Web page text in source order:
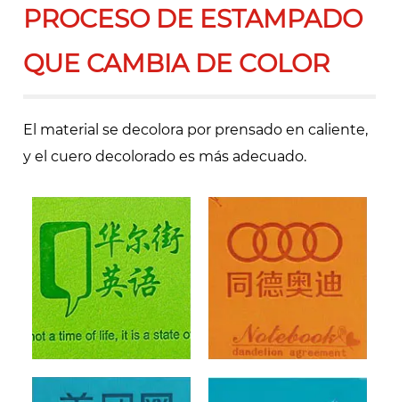
PROCESO DE ESTAMPADO
QUE CAMBIA DE COLOR
El material se decolora por prensado en caliente,
y el cuero decolorado es más adecuado.